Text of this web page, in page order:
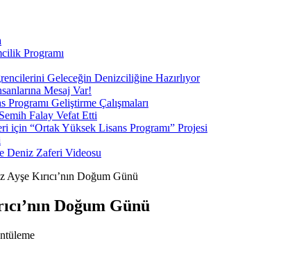
Programı
Geleceğin Denizciliğine Hazırlıyor
Mesaj Var!
Geliştirme Çalışmaları
Falay Vefat Etti
için “Ortak Yüksek Lisans Programı” Projesi
Deniz Zaferi Videosu
Ayşe Kırıcı’nın Doğum Günü
Doğum Günü